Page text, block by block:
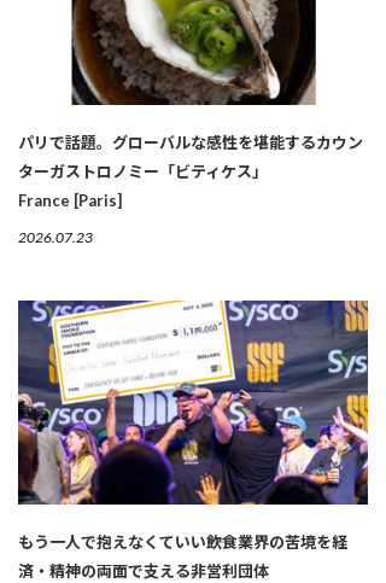
パリで話題。グローバルな感性を堪能するカウン
ターガストロノミー「ビティケス」
France [Paris]
2026.07.23
もう一人で抱えなくていい――飲食業界の苦境を経
済・精神の両面で支える非営利団体